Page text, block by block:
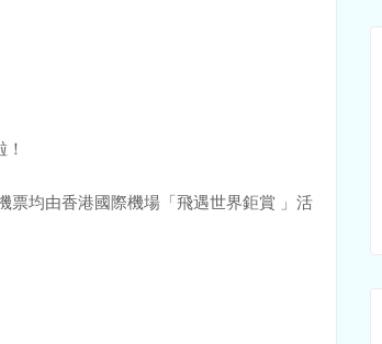
均由香港國際機場「飛遇世界鉅賞 」活